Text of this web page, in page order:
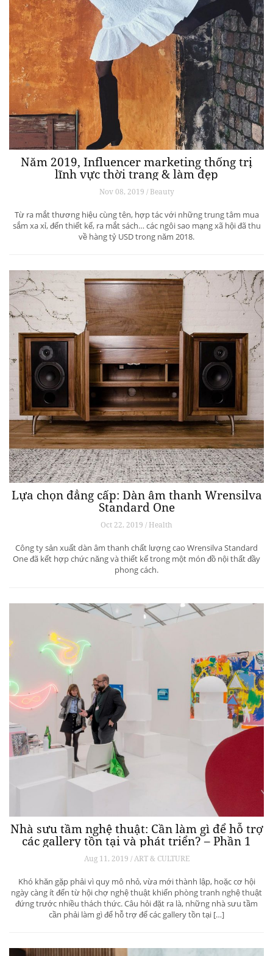
Năm 2019, Influencer marketing thống trị
lĩnh vực thời trang & làm đẹp
Nov 08, 2019 / Beauty
Từ ra mắt thương hiệu cùng tên, hợp tác với những trung tâm mua
sắm xa xỉ, đến thiết kế, ra mắt sách… các ngôi sao mạng xã hội đã thu
về hàng tỷ USD trong năm 2018.
Lựa chọn đẳng cấp: Dàn âm thanh Wrensilva
Standard One
Oct 22, 2019 / Health
Công ty sản xuất dàn âm thanh chất lượng cao Wrensilva Standard
One đã kết hợp chức năng và thiết kế trong một món đồ nội thất đầy
phong cách.
Nhà sưu tầm nghệ thuật: Cần làm gì để hỗ trợ
các gallery tồn tại và phát triển? – Phần 1
Aug 11, 2019 / ART & CULTURE
Khó khăn gặp phải vì quy mô nhỏ, vừa mới thành lập, hoặc cơ hội
ngày càng ít đến từ hội chợ nghệ thuật khiến phòng tranh nghệ thuật
đứng trước nhiều thách thức. Câu hỏi đặt ra là, những nhà sưu tầm
cần phải làm gì để hỗ trợ để các gallery tồn tại […]